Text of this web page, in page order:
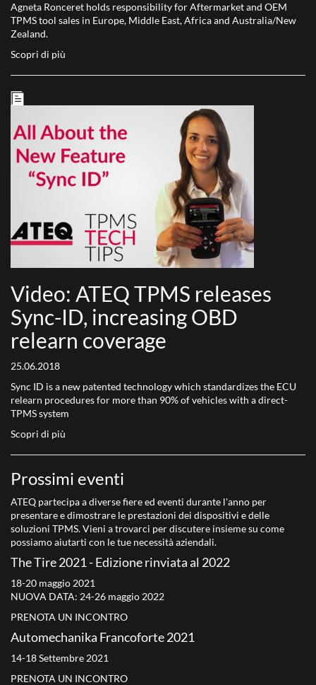
Agneta Ronceret holds responsibility for Aftermarket and OEM
TPMS tool sales in Europe, Middle East, Africa and Australia/New
Zealand.
Scopri di più
Video: ATEQ TPMS releases
Sync-ID, increasing OBD
relearn coverage
25.06.2018
Sync ID is a new patented technology which standardizes the ECU
relearn procedures for more than 90% of vehicles with a direct-
TPMS system
Scopri di più
Prossimi eventi
ATEQ partecipa a diverse fiere ed eventi durante l'anno per
presentare e dimostrare le prestazioni dei dispositivi e delle
soluzioni TPMS. Vieni a trovarci per discutere insieme su come
possiamo aiutarti con le tue necessità aziendali.
The Tire 2021 - Edizione rinviata al 2022
18-20 maggio 2021
NUOVA DATA: 24-26 maggio 2022
PRENOTA UN INCONTRO
Automechanika Francoforte 2021
14-18 Settembre 2021
PRENOTA UN INCONTRO